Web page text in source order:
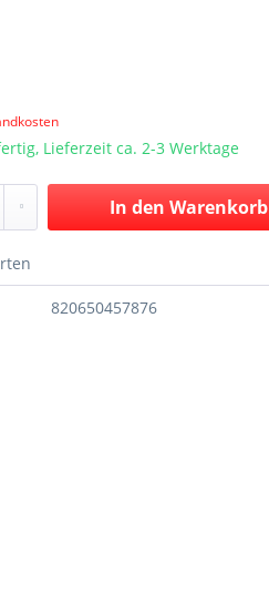
Lieferzeit ca. 2-3 Werktage
In den Warenkorb
820650457876